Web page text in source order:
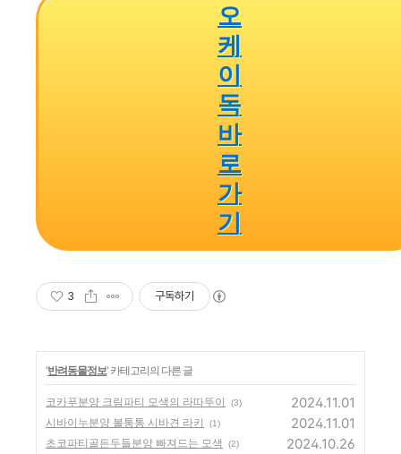
오
케
이
독
바
로
가
기
3 구독하기
'반려동물정보' 카테고리의 다른 글
코카푸분양 크림파티 모색의 라따뚜이 (3) 2024.11.01
시바이누분양 볼통통 시바견 라키 (1) 2024.11.01
초코파티골든두들분양 빠져드는 모색 (2) 2024.10.26